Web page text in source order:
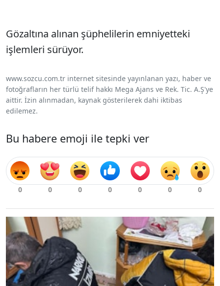
Gözaltına alınan şüphelilerin emniyetteki
işlemleri sürüyor.
www.sozcu.com.tr internet sitesinde yayınlanan yazı, haber ve
fotoğrafların her türlü telif hakkı Mega Ajans ve Rek. Tic. A.Ş'ye
aittir. İzin alınmadan, kaynak gösterilerek dahi iktibas
edilemez.
Bu habere emoji ile tepki ver